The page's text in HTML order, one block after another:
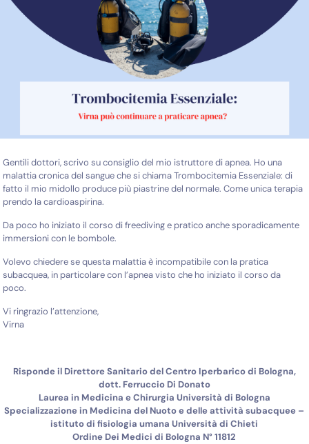
Gentili dottori, scrivo su consiglio del mio istruttore di apnea. Ho una
malattia cronica del sangue che si chiama Trombocitemia Essenziale: di
fatto il mio midollo produce più piastrine del normale. Come unica terapia
prendo la cardioaspirina.
Da poco ho iniziato il corso di freediving e pratico anche sporadicamente
immersioni con le bombole.
Volevo chiedere se questa malattia è incompatibile con la pratica
subacquea, in particolare con l’apnea visto che ho iniziato il corso da
poco.
Vi ringrazio l’attenzione,
Virna
Risponde il Direttore Sanitario del Centro Iperbarico di Bologna,
dott. Ferruccio Di Donato
Laurea in Medicina e Chirurgia Università di Bologna
Specializzazione in Medicina del Nuoto e delle attività subacquee –
istituto di fisiologia umana Università di Chieti
Ordine Dei Medici di Bologna N° 11812